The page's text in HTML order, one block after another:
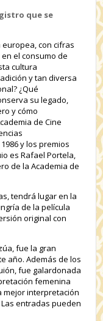
que se
con cifras
el consumo de
cultura
y tan diversa
¿Qué
su legado,
y cómo
de Cine
y los premios
es Rafael Portela,
de la Academia de
tendrá lugar en la
de la película
original con
fue la gran
año. Además de los
fue galardonada
femenina
mejor interpretación
entradas pueden